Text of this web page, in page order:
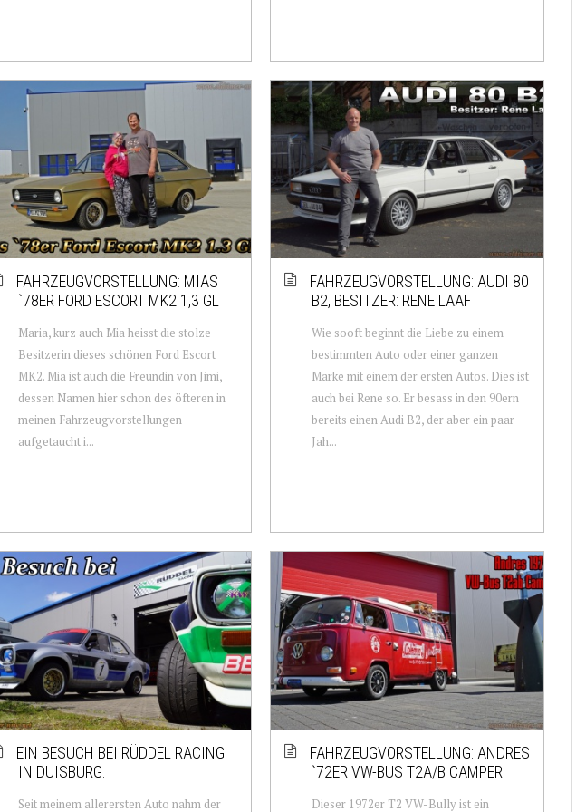
FAHRZEUGVORSTELLUNG: MIAS
`78ER FORD ESCORT MK2 1,3 GL
Maria, kurz auch Mia heisst die stolze
Besitzerin dieses schönen Ford Escort
MK2. Mia ist auch die Freundin von Jimi,
dessen Namen hier schon des öfteren in
meinen Fahrzeugvorstellungen
aufgetaucht i...
FAHRZEUGVORSTELLUNG: AUDI 80
B2, BESITZER: RENE LAAF
Wie sooft beginnt die Liebe zu einem
bestimmten Auto oder einer ganzen
Marke mit einem der ersten Autos. Dies ist
auch bei Rene so. Er besass in den 90ern
bereits einen Audi B2, der aber ein paar
Jah...
EIN BESUCH BEI RÜDDEL RACING
IN DUISBURG.
Seit meinem allerersten Auto nahm der
FAHRZEUGVORSTELLUNG: ANDRES
`72ER VW-BUS T2A/B CAMPER
Dieser 1972er T2 VW-Bully ist ein